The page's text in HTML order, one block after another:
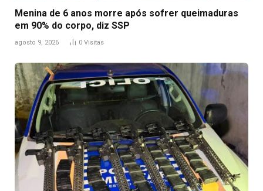
Menina de 6 anos morre após sofrer queimaduras
em 90% do corpo, diz SSP
agosto 9, 2026 0 Visitas